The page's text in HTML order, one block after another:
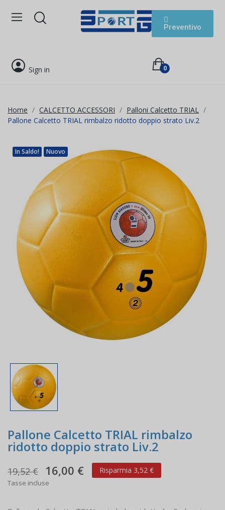
Preventivo
Sign in 0
Home CALCETTO ACCESSORI
Palloni Calcetto TRIAL
Pallone Calcetto TRIAL rimbalzo ridotto doppio strato Liv.2
In Saldo! Nuovo
Pallone Calcetto TRIAL rimbalzo
ridotto doppio strato Liv.2
19,52 € 16,00 € Risparmia 3,52 €
Tasse incluse